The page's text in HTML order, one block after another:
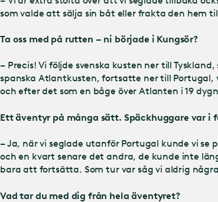
som valde att sälja sin båt eller frakta den hem
Ta oss med på rutten – ni började i Kungsör?
– Precis! Vi följde svenska kusten ner till
spanska Atlantkusten, fortsatte ner till Portugal,
och efter det som en båge över Atlanten i 19
Ett äventyr på många sätt. Späckhuggare var i
– Ja, när vi seglade utanför Portugal kunde vi
och en kvart senare det andra, de kunde inte
bara att fortsätta. Som tur var såg vi aldrig
Vad tar du med dig från hela äventyret?